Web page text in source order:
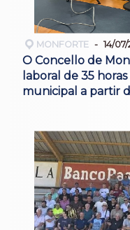
MONFORTE 14/
O Concello de
laboral de 35
municipal a partir